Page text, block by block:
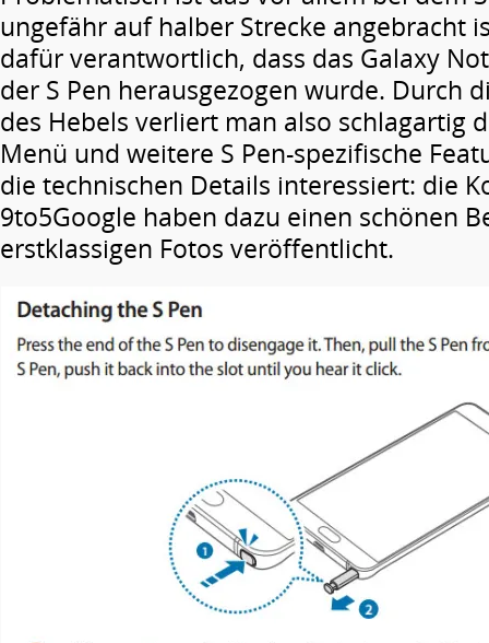
ungefähr auf halber Strecke angebracht
dafür verantwortlich, dass das Galaxy
der S Pen herausgezogen wurde. Durch
des Hebels verliert man also schlagartig
Menü und weitere S Pen-spezifische
die technischen Details interessiert: die
9to5Google haben dazu einen schönen
erstklassigen Fotos veröffentlicht.